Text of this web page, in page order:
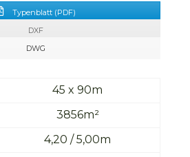
Typenblatt (PDF)
DXF
DWG
45 x 90m
3856m²
4,20 / 5,00m